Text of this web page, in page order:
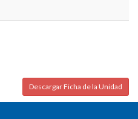
Descargar Ficha de la Unidad